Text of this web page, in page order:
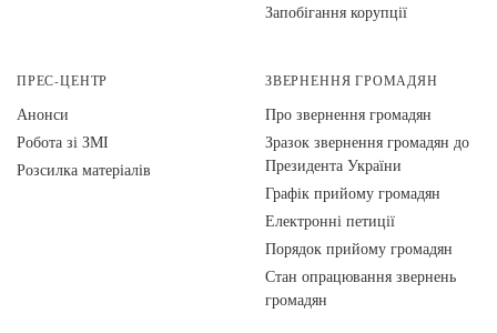
Запобігання корупції
ПРЕС-ЦЕНТР
Анонси
Робота зі ЗМІ
Розсилка матеріалів
ЗВЕРНЕННЯ ГРОМАДЯН
Про звернення громадян
Зразок звернення громадян до
Президента України
Графік прийому громадян
Електронні петиції
Порядок прийому громадян
Стан опрацювання звернень
громадян